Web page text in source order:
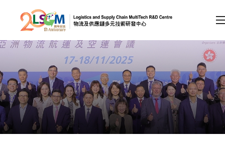
跳到内容（按回车键）
会员登录
A A EN 繁 简